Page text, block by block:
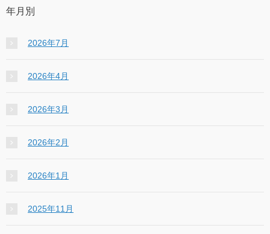
年月別
2026年7月
2026年4月
2026年3月
2026年2月
2026年1月
2025年11月